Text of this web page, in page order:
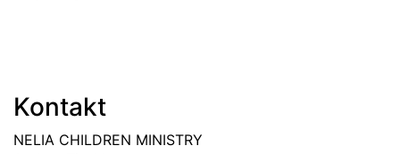
Kontakt
NELIA CHILDREN MINISTRY